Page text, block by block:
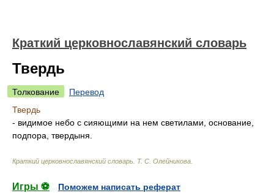
Краткий церковнославянский словарь
Твердь
Толкование
Перевод
Твердь
- видимое небо с сияющими на нем светилами, основание,
подпора, твердыня.
Краткий церковнославянский словарь Т. С. Олейникова
Игры ⚽
Поможем написать реферат